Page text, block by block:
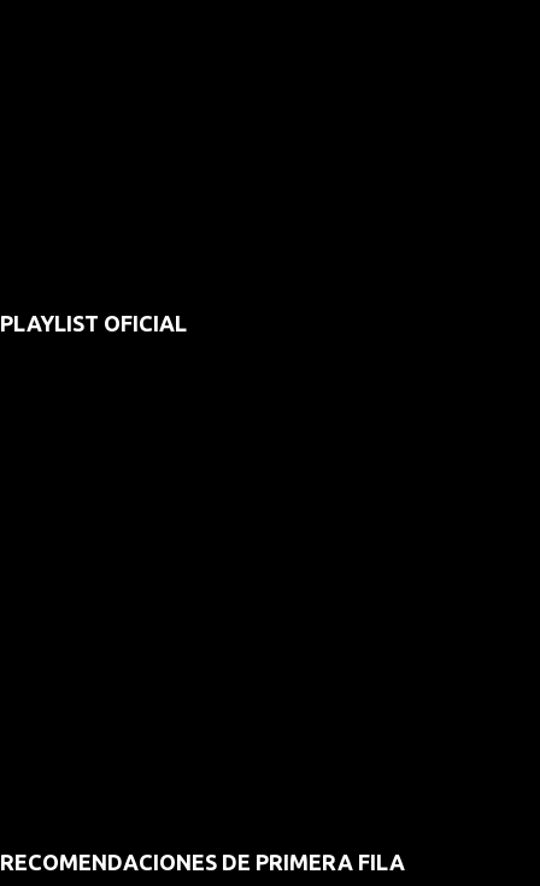
PLAYLIST OFICIAL
RECOMENDACIONES DE PRIMERA FILA